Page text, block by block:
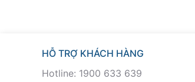
HỖ TRỢ KHÁCH HÀNG
Hotline: 1900 633 639